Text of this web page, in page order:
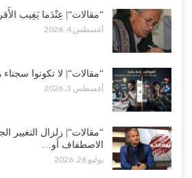
“مقالات“| عِنْدَما يَغِيب
أغسطس 4, 2026
“مقالات“| لا تكونوا
أغسطس 3, 2026
“مقالات“| زلزال التغيير
الاصطفاف أو…
يوليو 26, 2026